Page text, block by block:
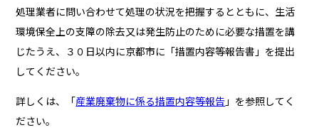
処理業者に問い合わせて処理の状況を把握するとともに、生活
環境保全上の支障の除去又は発生防止のために必要な措置を講
じたうえ、３０日以内に京都市に「措置内容等報告書」を提出
してください。
詳しくは、「産業廃棄物に係る措置内容等報告 」を参照してく
ださい。